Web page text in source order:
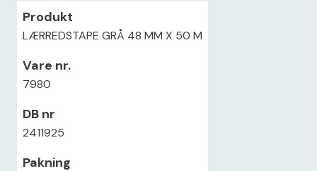
LÆRREDSTAPE GRÅ 48 MM X 50 M
7980
2411925